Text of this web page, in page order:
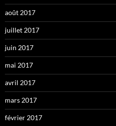
août 2017
juillet 2017
juin 2017
mai 2017
avril 2017
mars 2017
février 2017